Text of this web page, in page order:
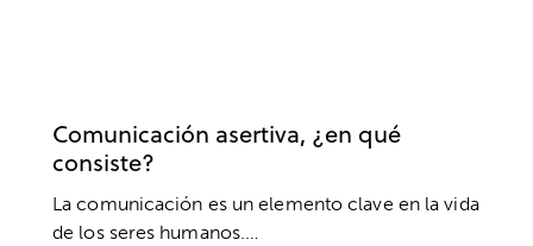
Comunicación asertiva, ¿en qué
consiste?
La comunicación es un elemento clave en la vida
de los seres humanos.…